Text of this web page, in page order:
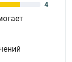
4